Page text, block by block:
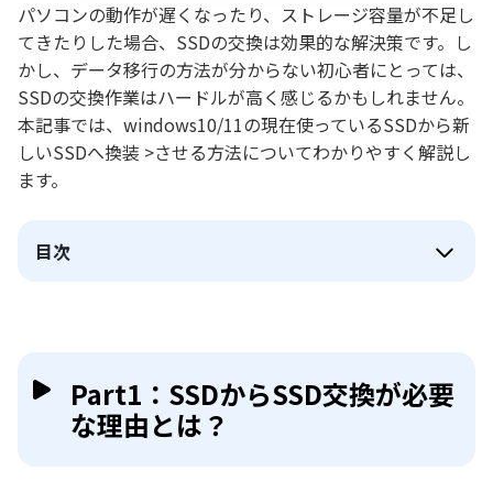
パソコンの動作が遅くなったり、ストレージ容量が不足し
てきたりした場合、SSDの交換は効果的な解決策です。し
かし、データ移行の方法が分からない初心者にとっては、
SSDの交換作業はハードルが高く感じるかもしれません。
本記事では、windows10/11の現在使っているSSDから新
しいSSDへ換装 >させる方法についてわかりやすく解説し
ます。
目次
Part1：SSDからSSD交換が必要
な理由とは？